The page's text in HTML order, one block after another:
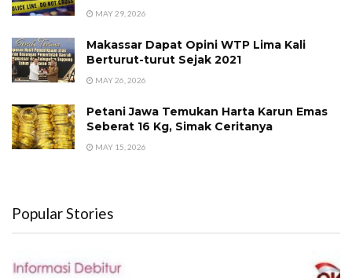
MAY 29, 2026
Makassar Dapat Opini WTP Lima Kali
Berturut-turut Sejak 2021
MAY 26, 2026
Petani Jawa Temukan Harta Karun Emas
Seberat 16 Kg, Simak Ceritanya
MAY 15, 2026
Popular Stories